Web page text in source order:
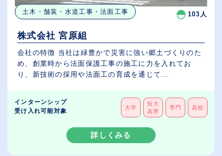
土木・舗装・水道工事・法面工事 103人
株式会社 宮原組
会社の特徴 当社は緑豊かで災害に強い郷土づくりのた
め、創業時から法面保護工事の施工に力を入れてお
り、新技術の採用や法面工の育成を通じて...
インターンシップ
受け入れ可能対象
大学
短大
高専
専門 高校
詳しくみる